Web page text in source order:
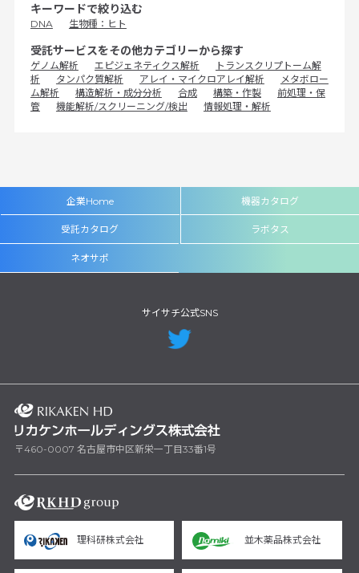
キーワードで絞り込む
DNA 生物種：ヒト
受託サービスをその他カテゴリーから探す
ゲノム解析 エピジェネティクス解析
トランスクリプトーム解
析
タンパク質解析 アレイ・マイクロアレイ解析
メタボロー
ム解析
構造解析・成分分析 合成 構築・作製
前処理・保
管
機能解析/スクリーニング/検出 情報処理・解析
企業Home 機器カタログ
受託カタログ ラボタス
ネオサポ
サイサチ公式SNS
〒460-0007 名古屋市中区新栄一丁目33番1号
理科研株式会社 並木薬品株式会社